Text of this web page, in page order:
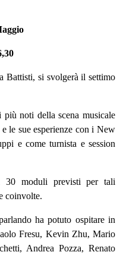
Battisti, si svolgerà il settimo
noti della scena musicale
le sue esperienze con i New
e come turnista e session
30 moduli previsti per tali
coinvolte.
ha potuto ospitare in
Fresu, Kevin Zhu, Mario
Andrea Pozza, Renato